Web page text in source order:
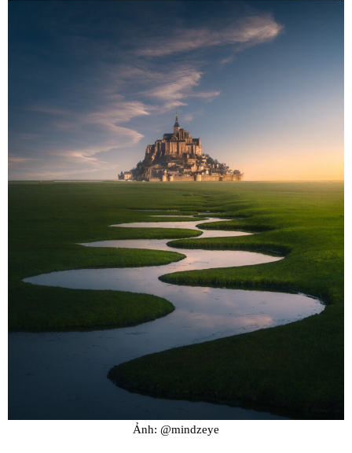
Ảnh: @mindzeye